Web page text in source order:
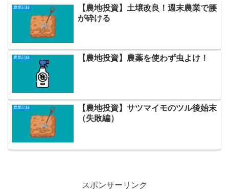
農業記録
【農地投資】土壌改良！週末農業で腰
が砕ける
農業記録 【農地投資】農薬を使わず虫よけ！
農業記録
【農地投資】サツマイモのツル後始末
（失敗編）
スポンサーリンク